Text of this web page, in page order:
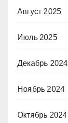
Август 2025
Июль 2025
Декабрь 2024
Ноябрь 2024
Октябрь 2024